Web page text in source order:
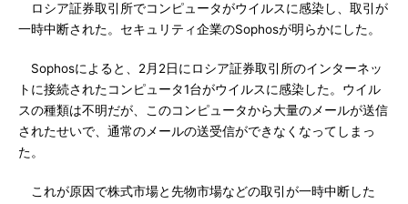
ロシア証券取引所でコンピュータがウイルスに感染し、取引が
一時中断された。セキュリティ企業のSophosが明らかにした。
Sophosによると、2月2日にロシア証券取引所のインターネッ
トに接続されたコンピュータ1台がウイルスに感染した。ウイル
スの種類は不明だが、このコンピュータから大量のメールが送信
されたせいで、通常のメールの送受信ができなくなってしまっ
た。
これが原因で株式市場と先物市場などの取引が一時中断した